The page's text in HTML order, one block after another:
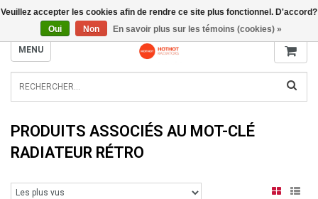
INFO@RADIATORS.SHOP
MENU
PRODUITS ASSOCIÉS AU MOT-CLÉ
RADIATEUR RÉTRO
Veuillez accepter les cookies afin de rendre ce site plus fonctionnel. D'accord?
Oui
Non En savoir plus sur les témoins (cookies) »